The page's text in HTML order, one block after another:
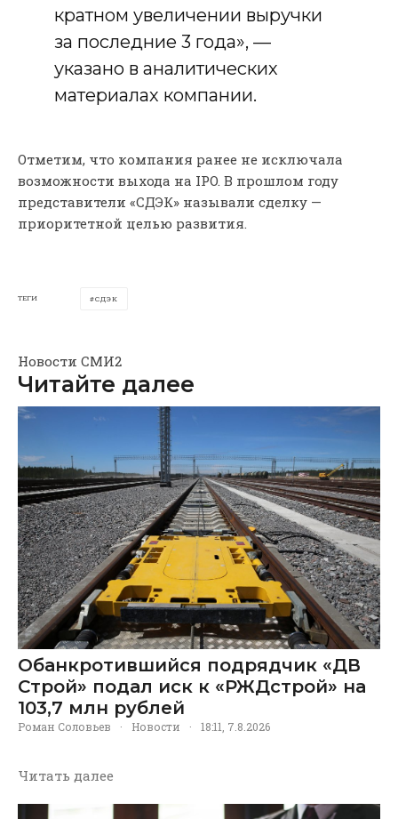
кратном увеличении выручки
за последние 3 года», —
указано в аналитических
материалах компании.
Отметим, что компания ранее не исключала
возможности выхода на IPO. В прошлом году
представители «СДЭК» называли сделку —
приоритетной целью развития.
ТЕГИ СДЭК
Новости СМИ2
Читайте далее
Обанкротившийся подрядчик «ДВ
Строй» подал иск к «РЖДстрой» на
103,7 млн рублей
Роман Соловьев · Новости · 18:11, 7.8.2026
Читать далее